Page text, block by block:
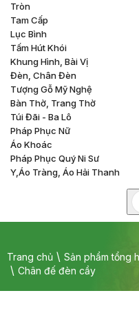
Tròn
Tam Cấp
Lục Bình
Tấm Hút Khói
Khung Hình, Bài Vị
Đèn, Chân Đèn
Tượng Gỗ Mỹ Nghệ
Bàn Thờ, Trang Thờ
Túi Đãi - Ba Lô
Pháp Phục Nữ
Áo Khoác
Pháp Phục Quý Ni Sư
Y,áo Tràng, Áo Hải Thanh
Trang chủ Sản phẩm tổng
Chân đế đèn cầy